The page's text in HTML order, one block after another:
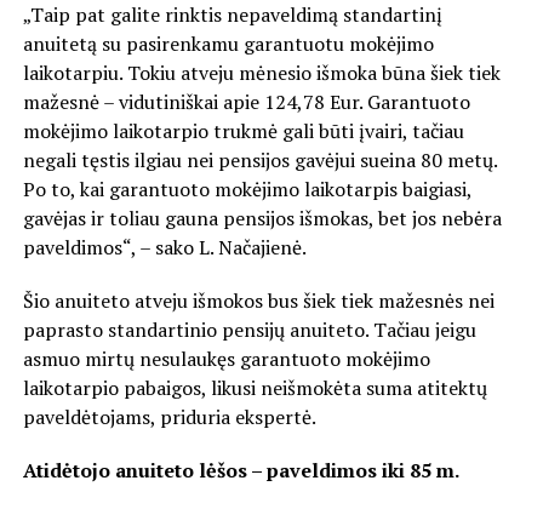
„Taip pat galite rinktis nepaveldimą standartinį
anuitetą su pasirenkamu garantuotu mokėjimo
laikotarpiu. Tokiu atveju mėnesio išmoka būna šiek tiek
mažesnė – vidutiniškai apie 124,78 Eur. Garantuoto
mokėjimo laikotarpio trukmė gali būti įvairi, tačiau
negali tęstis ilgiau nei pensijos gavėjui sueina 80 metų.
Po to, kai garantuoto mokėjimo laikotarpis baigiasi,
gavėjas ir toliau gauna pensijos išmokas, bet jos nebėra
paveldimos“, – sako L. Načajienė.
Šio anuiteto atveju išmokos bus šiek tiek mažesnės nei
paprasto standartinio pensijų anuiteto. Tačiau jeigu
asmuo mirtų nesulaukęs garantuoto mokėjimo
laikotarpio pabaigos, likusi neišmokėta suma atitektų
paveldėtojams, priduria ekspertė.
Atidėtojo anuiteto lėšos – paveldimos iki 85 m.